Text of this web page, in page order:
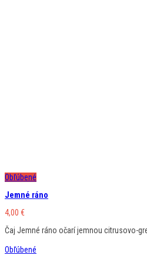
Obľúbené
Jemné ráno
4,00 €
Čaj Jemné ráno očarí jemnou citrusovo-
Obľúbené